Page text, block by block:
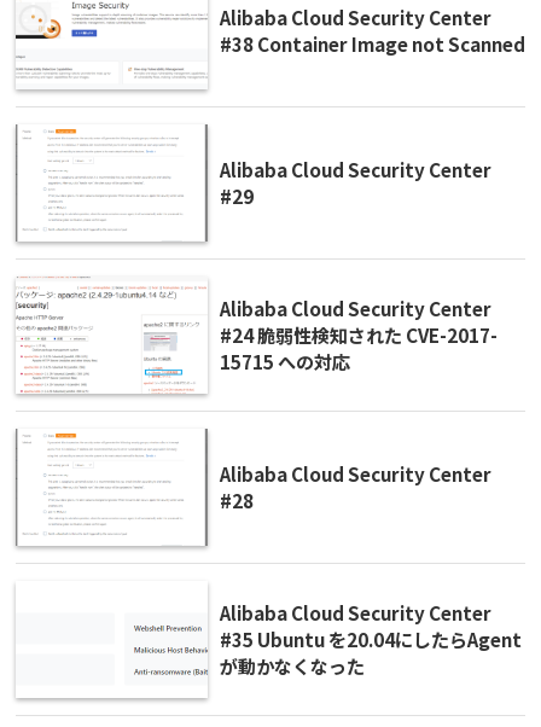
Alibaba Cloud Security Center
#38 Container Image not Scanned
Alibaba Cloud Security Center
#29
Alibaba Cloud Security Center
#24 脆弱性検知された CVE-2017-
15715 への対応
Alibaba Cloud Security Center
#28
Alibaba Cloud Security Center
#35 Ubuntu を20.04にしたらAgent
が動かなくなった